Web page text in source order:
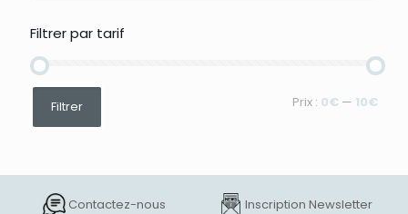
Filtrer par tarif
Prix
min
Prix
maxFiltrer Prix : 0€ — 10€
Contactez-nous
Inscription Newsletter